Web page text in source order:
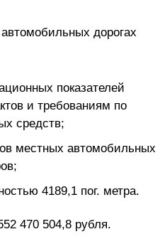
дорогах
показателей
и требованиям по
средств;
местных автомобильных
4189,1 пог. метра.
470 504,8 рубля.